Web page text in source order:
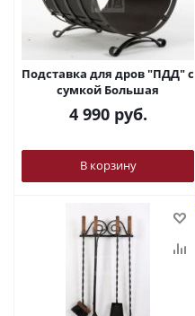
Подставка для дров "ПДД" с
сумкой Большая
4 990руб.
В корзину